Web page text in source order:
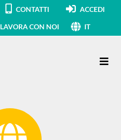
CONTATTI ACCEDI
LAVORA CON NOI IT